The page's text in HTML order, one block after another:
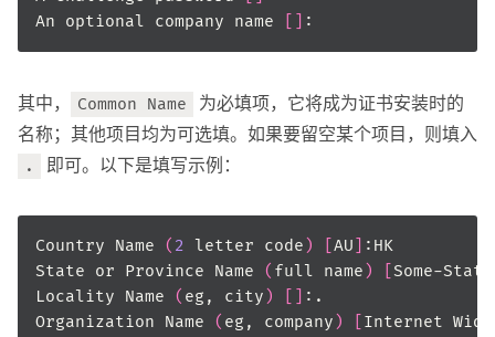
An optional company name
其中， Common Name
为必填项，它将成为证书安装时的
名称；其他项目均为可选填。如果要留空某个项目，则填入
. 即可。以下是填写示例：
Country Name ( 2 letter code ) AU
State or Province Name ( full name ) Some-State
Locality Name ( eg, city )
Organization Name ( eg, company )
Internet